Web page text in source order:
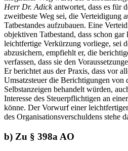
Herr Dr. Adickantwortet, dass es für
zweitbeste Weg sei, die Verteidigung
Tatbestandes aufzubauen. Eine
objektiven Tatbestand, dass schon
leichtfertige Verkürzung vorliege, sei
abzusichern, empfiehlt er, die
verfassen, dass sie den
Er berichtet aus der Praxis, dass vor
Umsatzsteuer die Berichtigungen von
Selbstanzeigen behandelt würden,
Interesse des Steuerpflichtigen an
könne. Der Vorwurf einer
des Organisationsverschuldens stehe
b) Zu § 398a AO